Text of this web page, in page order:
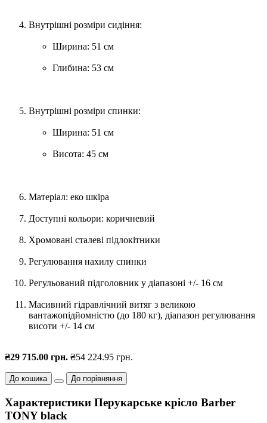
Внутрішні розміри сидіння:
Ширина: 51 см
Глибина: 53 см
Внутрішні розміри спинки:
Ширина: 51 см
Висота: 45 см
Матеріал: еко шкіра
Доступні кольори: коричневий
Хромовані сталеві підлокітники
Регулювання нахилу спинки
Регульований підголовник у діапазоні +/- 16 см
Масивний гідравлічний витяг з великою
вантажопідйомністю (до 180 кг), діапазон регулювання
висоти +/- 14 см
₴29 715.00 грн. ₴54 224.95 грн.
До кошика До порівняння
Характеристики Перукарське крісло Barber
TONY black